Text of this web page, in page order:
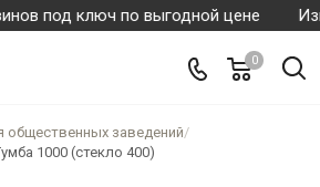
ключ по выгодной цене
0
общественных заведений/
1000 (стекло 400)